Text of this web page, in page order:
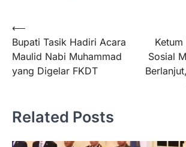
Navigasi
pos
⟵
Bupati Tasik Hadiri Acara
Maulid Nabi Muhammad
yang Digelar FKDT
Sosial
Related Posts